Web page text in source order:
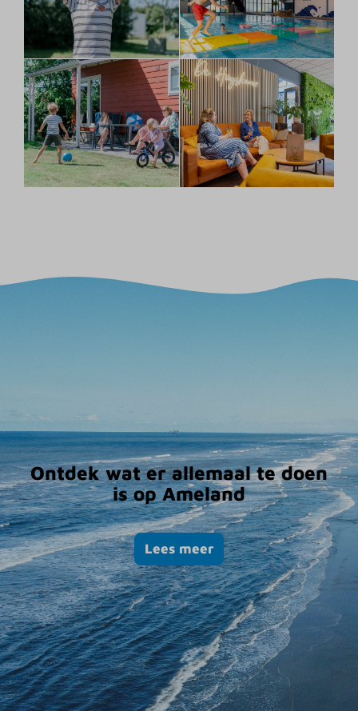
Ontdek wat er allemaal te doen
is op Ameland
Lees meer